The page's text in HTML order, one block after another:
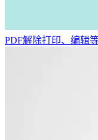
PDF解除打印、编辑